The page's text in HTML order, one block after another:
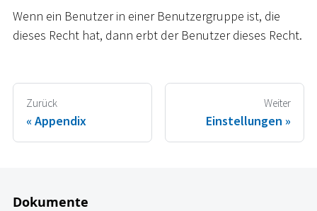
Wenn ein Benutzer in einer Benutzergruppe ist, die
dieses Recht hat, dann erbt der Benutzer dieses Recht.
Zurück
Appendix
Weiter
Einstellungen
Dokumente